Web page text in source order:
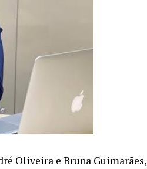
Oliveira e Bruna Guimarães,